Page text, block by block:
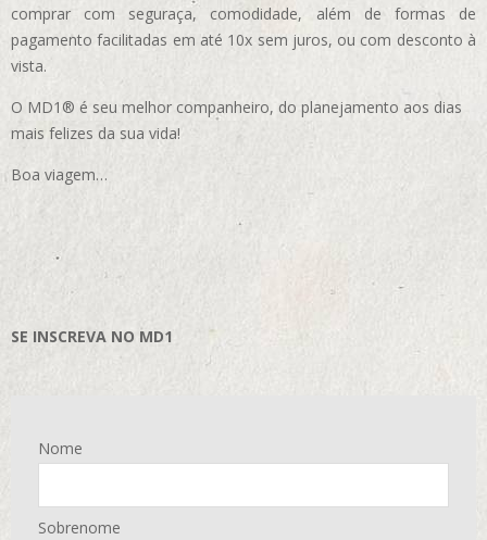
comprar com seguraça, comodidade, além de formas de
pagamento facilitadas em até 10x sem juros, ou com desconto à
vista.
O MD1® é seu melhor companheiro, do planejamento aos dias
mais felizes da sua vida!
Boa viagem…
SE INSCREVA NO MD1
Nome
Sobrenome